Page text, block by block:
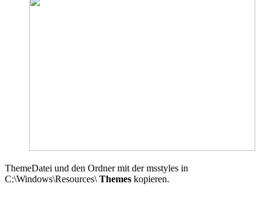
ThemeDatei und den Ordner mit der msstyles in
C:\Windows\Resources\ Themes kopieren.